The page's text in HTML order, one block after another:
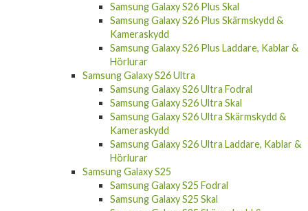
Samsung Galaxy S26 Plus Skal
Samsung Galaxy S26 Plus Skärmskydd &
Kameraskydd
Samsung Galaxy S26 Plus Laddare, Kablar &
Hörlurar
Samsung Galaxy S26 Ultra
Samsung Galaxy S26 Ultra Fodral
Samsung Galaxy S26 Ultra Skal
Samsung Galaxy S26 Ultra Skärmskydd &
Kameraskydd
Samsung Galaxy S26 Ultra Laddare, Kablar &
Hörlurar
Samsung Galaxy S25
Samsung Galaxy S25 Fodral
Samsung Galaxy S25 Skal